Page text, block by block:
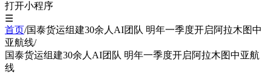
打开小程序
☰
首页/国泰货运组建30余人AI团队 明年一季度开启阿拉木图中
亚航线/
国泰货运组建30余人AI团队 明年一季度开启阿拉木图中亚航
线